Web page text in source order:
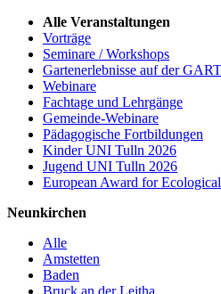
Alle Veranstaltungen
Vorträge
Seminare / Workshops
Gartenerlebnisse auf der
Webinare
Fachtage und Lehrgänge
Gemeinde-Webinare
Pädagogische Fortbildungen
Kinder UNI Tulln 2026
Jugend UNI Tulln 2026
European Award for
Neunkirchen
Alle
Amstetten
Baden
Bruck an der Leitha